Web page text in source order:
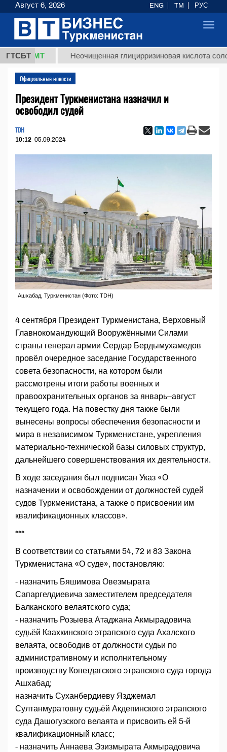
ГТСБТ Неочищенная глицирризиновая кислота
Официальные новости
Президент Туркменистана назначил и
освободил судей
TDH
10:12 05.09.2024
Ашхабад, Туркменистан (Фото: TDH)
4 сентября Президент Туркменистана, Верховный
Главнокомандующий Вооружёнными Силами
страны генерал армии Сердар Бердымухамедов
провёл очередное заседание Государственного
совета безопасности, на котором были
рассмотрены итоги работы военных и
правоохранительных органов за январь–август
текущего года. На повестку дня также были
вынесены вопросы обеспечения безопасности и
мира в независимом Туркменистане, укрепления
материально-технической базы силовых структур,
дальнейшего совершенствования их деятельности.
В ходе заседания был подписан Указ «О
назначении и освобождении от должностей судей
судов Туркменистана, а также о присвоении им
квалификационных классов».
***
В соответствии со статьями 54, 72 и 83 Закона
Туркменистана «О суде», постановляю:
- назначить Бяшимова Овезмырата
Сапаргелдиевича заместителем председателя
Балканского велаятского суда;
- назначить Розыева Атаджана Акмырадовича
судьёй Каахкинского этрапского суда Ахалского
велаята, освободив от должности судьи по
административному и исполнительному
производству Копетдагского этрапского суда города
Ашхабад;
назначить Суханбердиеву Язджемал
Султанмуратовну судьёй Акдепинского этрапского
суда Дашогузского велаята и присвоить ей 5-й
квалификационный класс;
- назначить Аннаева Эзизмырата Акмырадовича
Август 6, 2026 ENG TM РУС